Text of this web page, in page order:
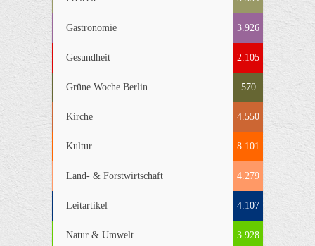
Gastronomie 3.926
Gesundheit 2.105
Grüne Woche Berlin 570
Kirche 4.550
Kultur 8.101
Land- & Forstwirtschaft 4.279
Leitartikel 4.107
Natur & Umwelt 3.928